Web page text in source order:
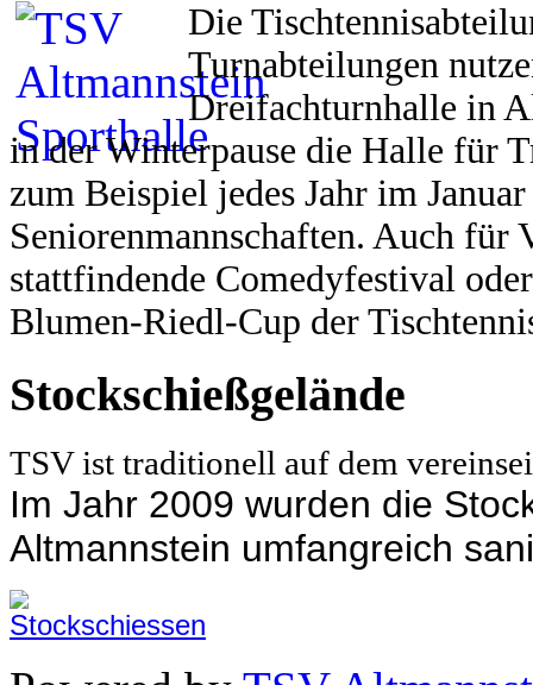
Die
Turnabteilungen
Dreifachturnhalle in
in der Winterpause die Halle für
zum Beispiel jedes Jahr im
Seniorenmannschaften. Auch für
stattfindende Comedyfestival
Blumen-Riedl-Cup der
Stockschießgelände
TSV ist traditionell auf dem
Im Jahr 2009 wurden die
Altmannstein umfangreich